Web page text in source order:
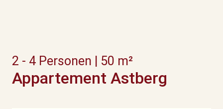
Appartement Astberg
2 - 4 Personen | 50 m²